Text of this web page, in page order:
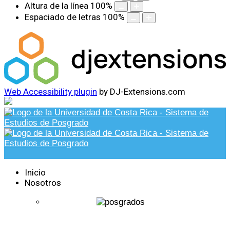
Altura de la línea 100%
Espaciado de letras 100%
Web Accessibility plugin by DJ-Extensions.com
Inicio
Nosotros